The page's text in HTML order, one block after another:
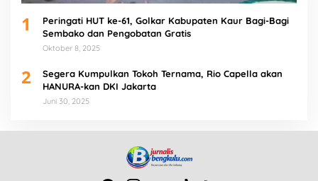
1
Peringati HUT ke-61, Golkar Kabupaten Kaur Bagi-Bagi
Sembako dan Pengobatan Gratis
Oktober 8, 2025
2
Segera Kumpulkan Tokoh Ternama, Rio Capella akan
HANURA-kan DKI Jakarta
Juni 30, 2025